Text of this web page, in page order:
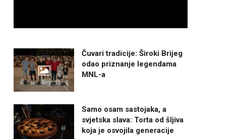
Čuvari tradicije: Široki Brijeg
odao priznanje legendama
MNL-a
Samo osam sastojaka, a
svjetska slava: Torta od šljiva
koja je osvojila generacije